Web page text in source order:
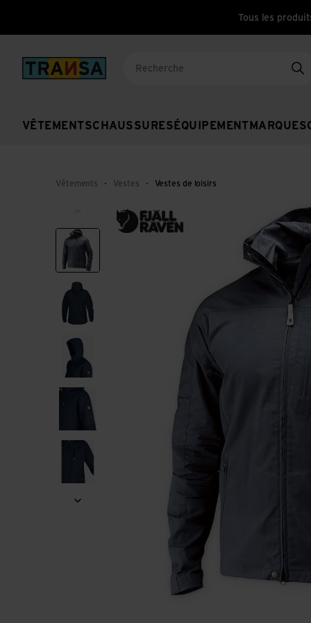
Tous les
Back to home
VÊTEMENTSCHAUSSURES ÉQUIPEMENT MARQUES
Vêtements Vestes Vestes de loisirs